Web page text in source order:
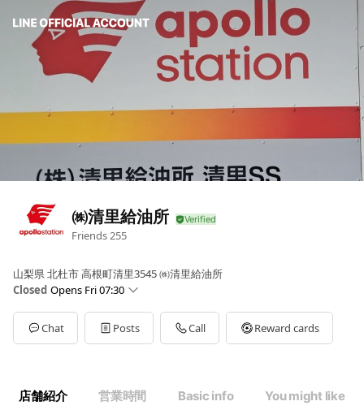
㈱清里給油所
Friends255
山梨県 北杜市 高根町清里3545 ㈱清里給油所
Closed Opens Fri 07:30
Sun07:30 - 19:30
Mon07:30 - 19:30
Tue
07:30 - 19:30
Fri
Sat07:30 - 19:30
Chat Posts Call Reward cards
店舗紹介 営業時間 Basic info You might like